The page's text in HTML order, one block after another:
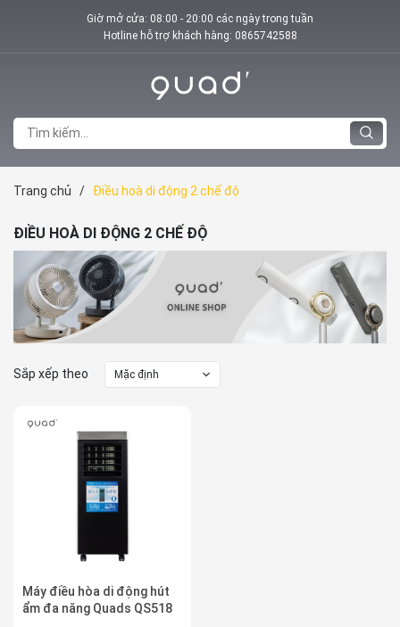
Giờ mở cửa: 08:00 - 20:00 các ngày trong tuần
Hotline hỗ trợ khách hàng: 0865742588
Trang chủ / Điều hoà di động 2 chế độ
ĐIỀU HOÀ DI ĐỘNG 2 CHẾ ĐỘ
Sắp xếp theo Mặc định
Máy điều hòa di động hút
ẩm đa năng Quads QS518